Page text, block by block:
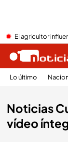
El agricultor
Lo último
Noticias
vídeo